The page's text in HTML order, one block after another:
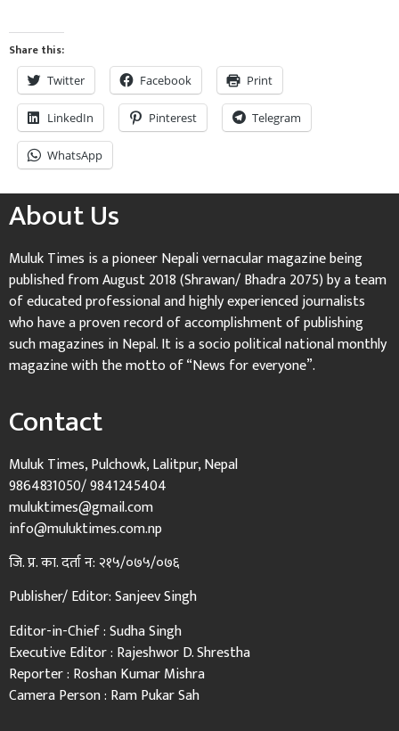
Share this:
Twitter Facebook Print
LinkedIn Pinterest Telegram
WhatsApp
About Us
Muluk Times is a pioneer Nepali vernacular magazine being
published from August 2018 (Shrawan/ Bhadra 2075) by a team
of educated professional and highly experienced journalists
who have a proven record of accomplishment of publishing
such magazines in Nepal. It is a socio political national monthly
magazine with the motto of “News for everyone”.
Contact
Muluk Times, Pulchowk, Lalitpur, Nepal
9864831050/ 9841245404
muluktimes@gmail.com
info@muluktimes.com.np
जि. प्र. का. दर्ता न: २१५/०७५/०७६
Publisher/ Editor: Sanjeev Singh
Editor-in-Chief : Sudha Singh
Executive Editor : Rajeshwor D. Shrestha
Reporter : Roshan Kumar Mishra
Camera Person : Ram Pukar Sah